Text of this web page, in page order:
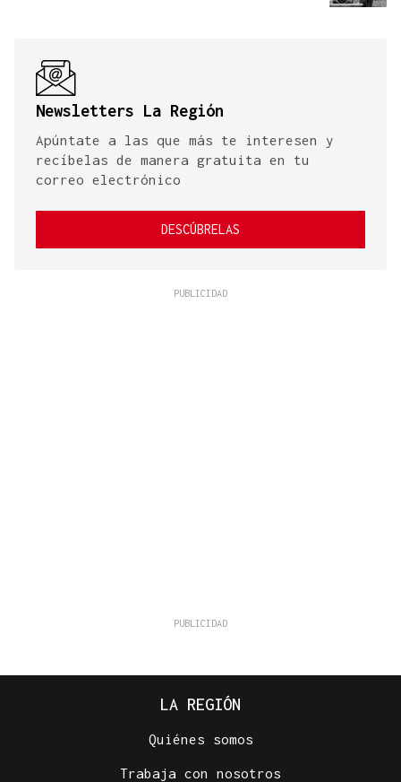
Newsletters La Región
Apúntate a las que más te interesen y
recíbelas de manera gratuita en tu
correo electrónico
DESCÚBRELAS
LA REGIÓN
Quiénes somos
Trabaja con nosotros